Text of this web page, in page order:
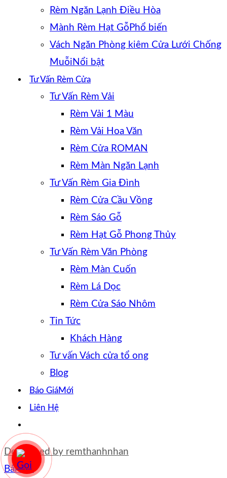
Rèm Ngăn Lạnh Điều Hòa
Mành Rèm Hạt Gỗ
Vách Ngăn Phòng kiêm Cửa Lưới Chống
Muỗi
Tư Vấn Rèm Cửa
Tư Vấn Rèm Vải
Rèm Vải 1 Màu
Rèm Vải Hoa Văn
Rèm Cửa ROMAN
Rèm Màn Ngăn Lạnh
Tư Vấn Rèm Gia Đình
Rèm Cửa Cầu Vồng
Rèm Sáo Gỗ
Rèm Hạt Gỗ Phong Thủy
Tư Vấn Rèm Văn Phòng
Rèm Màn Cuốn
Rèm Lá Dọc
Rèm Cửa Sáo Nhôm
Tin Tức
Khách Hàng
Tư vấn Vách cửa tổ ong
Blog
Báo Giá
Liên Hệ
Developed by remthanhnhan
Bản đồ